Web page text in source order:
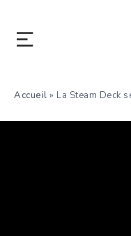
Accueil » La Steam Deck